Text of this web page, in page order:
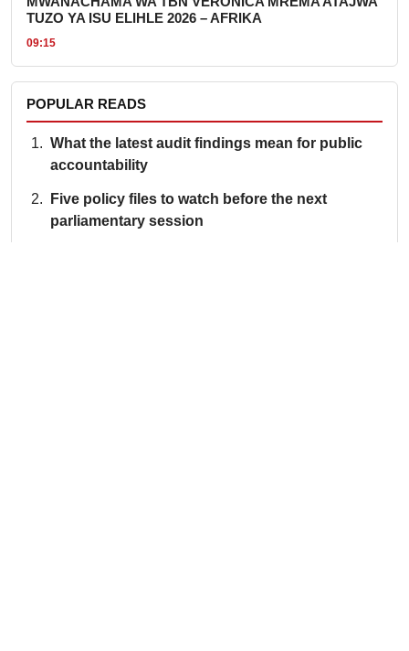
TUZO YA ISU ELIHLE 2026 – AFRIKA
09:15
POPULAR READS
What the latest audit findings mean for public
accountability
Five policy files to watch before the next
parliamentary session